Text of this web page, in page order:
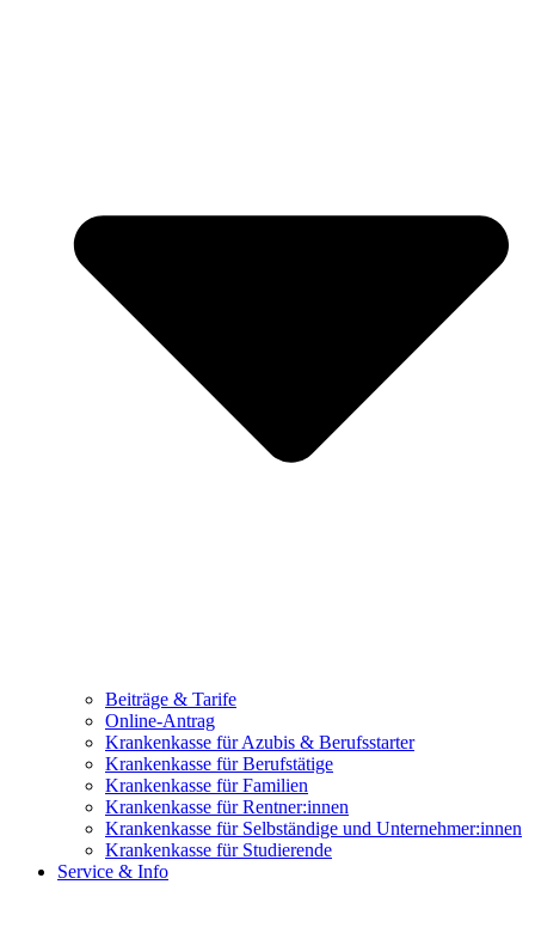
Beiträge & Tarife
Online-Antrag
Krankenkasse für Azubis & Berufsstarter
Krankenkasse für Berufstätige
Krankenkasse für Familien
Krankenkasse für Rentner:innen
Krankenkasse für Selbständige und Unternehmer:innen
Krankenkasse für Studierende
Service & Info